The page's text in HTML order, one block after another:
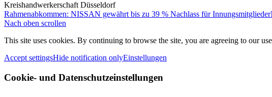
Kreishandwerkerschaft Düsseldorf
Rahmenabkommen: NISSAN gewährt bis zu 39 % Nachlass für Innungsmitglieder
Nach oben scrollen
This site uses cookies. By continuing to browse the site, you are agreeing to our
Accept settingsHide notification onlyEinstellungen
Cookie- und Datenschutzeinstellungen